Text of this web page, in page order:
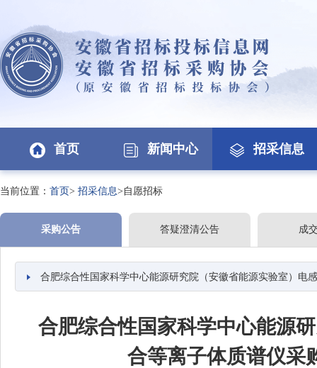
首页 新闻中心 招采信息
当前位置： 首页> 招采信息>自愿招标
采购公告 答疑澄清公告 成
合肥综合性国家科学中心能源研究院（安徽省能源实验室）电感耦
合肥综合性国家科学中心能源
合等离子体质谱仪采